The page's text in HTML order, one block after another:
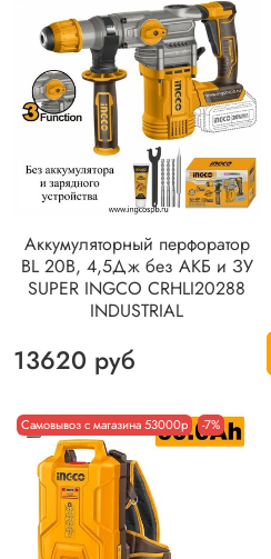
Аккумуляторный перфоратор
BL 20В, 4,5Дж без АКБ и ЗУ
SUPER INGCO CRHLI20288
INDUSTRIAL
13620 руб
Самовывоз с магазина 53000р -7%